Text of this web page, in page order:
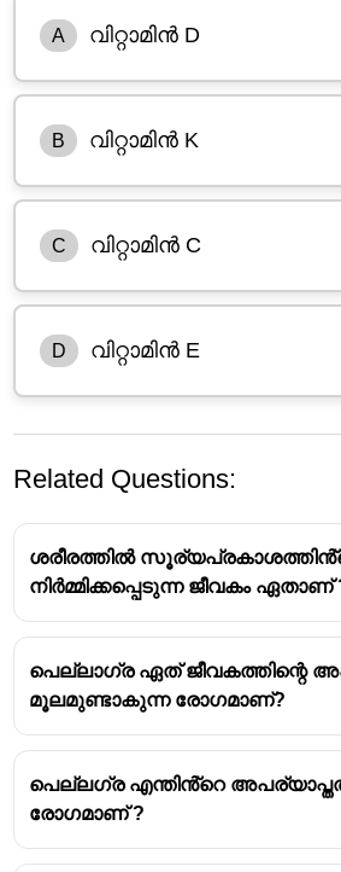
A വിറ്റാമിൻ D
B വിറ്റാമിൻ K
C വിറ്റാമിൻ C
D വിറ്റാമിൻ E
വിറ്റാമിൻ സി (അസ്കോർബിക്
ജലത്തിൽ ലയിക്കുന്നതും
ചൂടിനോട്
ചൂട്:പാചകം ചെയ്യുമ്പോൾ
വിറ്റാമിൻ സി വേഗത്തിൽ
ജലം:വെള്ളത്തിൽ
Related Questions:
ശരീരത്തിൽ
നിർമ്മിക്കപ്പെടുന്ന ജീവകം ഏതാണ്
പെല്ലാഗ്ര ഏത് ജീവകത്തിന്റെ
മൂലമുണ്ടാകുന്ന രോഗമാണ്?
പെല്ലഗ്ര എന്തിൻ്റെ
രോഗമാണ് ?